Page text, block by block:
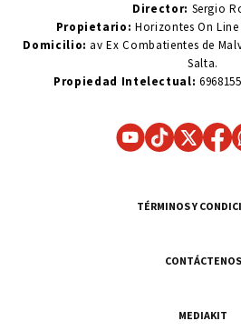
Director: Sergio
Propietario:Horizontes On
Domicilio: av Ex Combatientes de
Salta.
Propiedad Intelectual:
TÉRMINOS Y
CONTÁCTENOS
MEDIAKIT